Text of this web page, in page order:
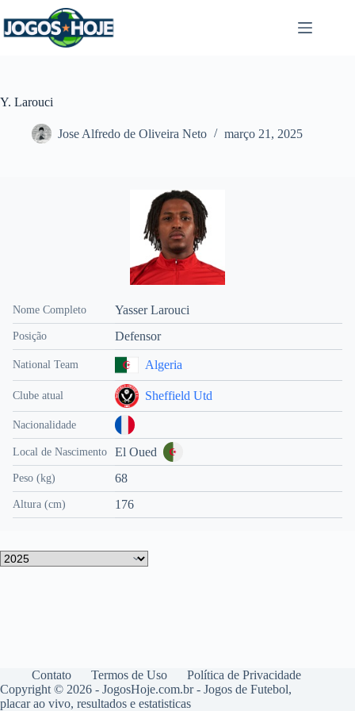
para
o
Y. Larouci
Jose Alfredo de Oliveira Neto março 21, 2025
Nome Completo Yasser Larouci
Posição Defensor
National Team Algeria
Clube atual Sheffield Utd
Nacionalidade
Local de Nascimento El Oued
Peso (kg) 68
Altura (cm) 176
Contato Termos de Uso
Política de Privacidade
Copyright © 2026 - JogosHoje.com.br - Jogos de Futebol,
placar ao vivo, resultados e estatisticas